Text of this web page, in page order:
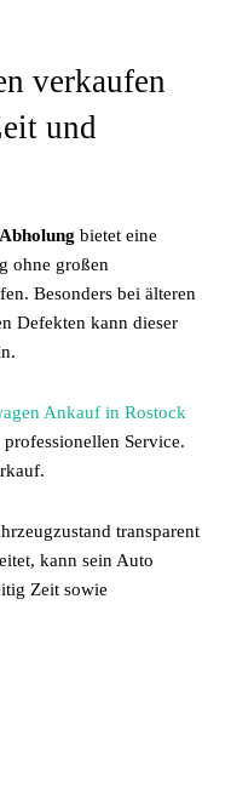
verkaufen
und
bietet eine
ohne großen
Besonders bei älteren
Defekten kann dieser
Ankauf in Rostock
Service.
transparent
kann sein Auto
Zeit sowie